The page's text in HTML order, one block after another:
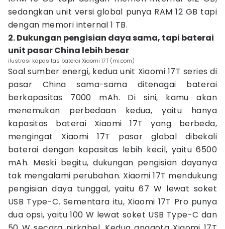
sedangkan unit versi global punya RAM 12 GB tapi
dengan memori internal 1 TB.
2. Dukungan pengisian daya sama, tapi baterai
unit pasar China lebih besar
ilustrasi kapasitas baterai Xiaomi 17T (mi.com)
Soal sumber energi, kedua unit Xiaomi 17T series di
pasar China sama-sama ditenagai baterai
berkapasitas 7000 mAh. Di sini, kamu akan
menemukan perbedaan kedua, yaitu hanya
kapasitas baterai Xiaomi 17T yang berbeda,
mengingat Xiaomi 17T pasar global dibekali
baterai dengan kapasitas lebih kecil, yaitu 6500
mAh. Meski begitu, dukungan pengisian dayanya
tak mengalami perubahan. Xiaomi 17T mendukung
pengisian daya tunggal, yaitu 67 W lewat soket
USB Type-C. Sementara itu, Xiaomi 17T Pro punya
dua opsi, yaitu 100 W lewat soket USB Type-C dan